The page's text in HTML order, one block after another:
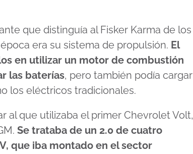
que distinguía al Fisker Karma de los
era su sistema de propulsión. El
en utilizar un motor de combustión
las baterías, pero también podía cargar
los eléctricos tradicionales.
al que utilizaba el primer Chevrolet Volt,
Se trataba de un 2.0 de cuatro
que iba montado en el sector